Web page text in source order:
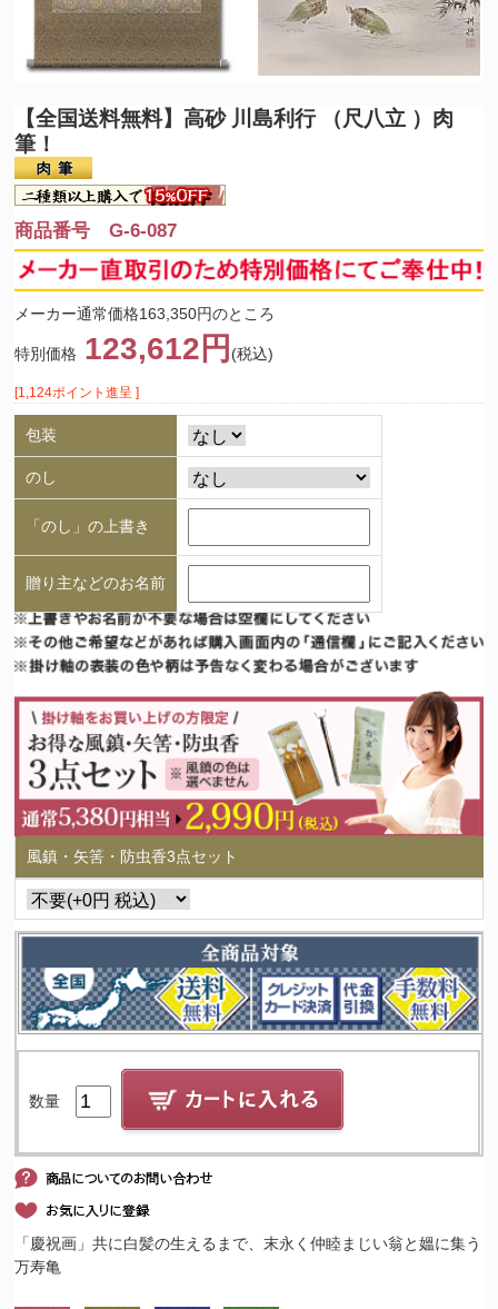
【全国送料無料】高砂 川島利行 （尺八立 ）肉
筆！
商品番号 G-6-087
メーカー通常価格163,350円のところ
特別価格 123,612円 (税込)
[1,124ポイント進呈 ]
包装
のし
「のし」の上書き
贈り主などのお名前
風鎮・矢筈・防虫香3点セット
数量
「慶祝画」共に白髪の生えるまで、末永く仲睦まじい翁と媼に集う
万寿亀